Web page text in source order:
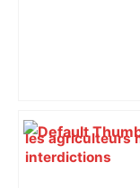
les agriculteurs
interdictions